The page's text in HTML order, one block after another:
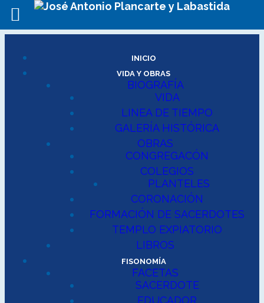
INICIO
VIDA Y OBRAS
BIOGRAFÍA
VIDA
LINEA DE TIEMPO
GALERÍA HISTÓRICA
OBRAS
CONGREGACÓN
COLEGIOS
PLANTELES
CORONACIÓN
FORMACIÓN DE SACERDOTES
TEMPLO EXPIATORIO
LIBROS
FISONOMÍA
FACETAS
SACERDOTE
EDUCADOR